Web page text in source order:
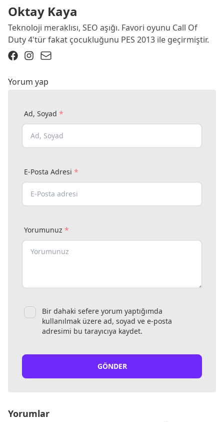
Oktay Kaya
Teknoloji meraklısı, SEO aşığı. Favori oyunu Call Of
Duty 4'tür fakat çocukluğunu PES 2013 ile geçirmiştir.
Yorum yap
Ad, Soyad *
E-Posta Adresi *
Yorumunuz *
Bir dahaki sefere yorum yaptığımda
kullanılmak üzere ad, soyad ve e-posta
adresimi bu tarayıcıya kaydet.
GÖNDER
Yorumlar